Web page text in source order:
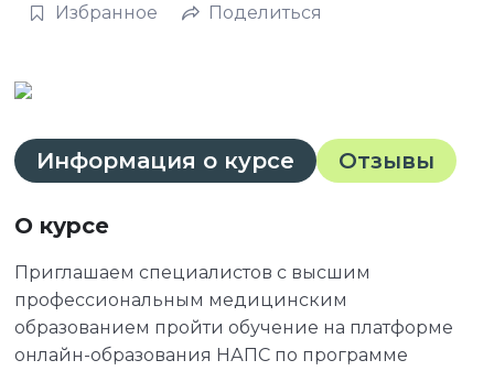
Избранное
Поделиться
Информация о курсе Отзывы
О курсе
Приглашаем специалистов с высшим
профессиональным медицинским
образованием пройти обучение на платформе
онлайн-образования НАПС по программе